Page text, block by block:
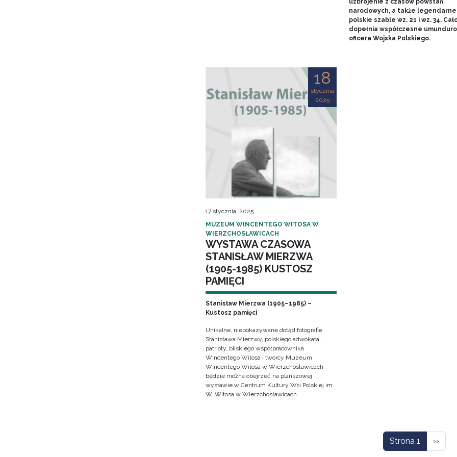
uzbrojenie z czasów powstań
narodowych, a także legendarne
polskie szable wz. 21 i wz. 34.
dopełnia współczesne
oficera Wojska Polskiego.
18
stycznia
2025
17 stycznia, 2025
MUZEUM WINCENTEGO WITOSA W
WIERZCHOSŁAWICACH
WYSTAWA CZASOWA
STANISŁAW MIERZWA
(1905-1985) KUSTOSZ
PAMIĘCI
Stanisław Mierzwa (1905–1985) –
Kustosz pamięci
Unikalne, niepokazywane dotąd fotografie
Stanisława Mierzwy, polskiego adwokata,
patrioty, bliskiego współpracownika
Wincentego Witosa i twórcy Muzeum
Wincentego Witosa w Wierzchosławicach
będzie można obejrzeć na planszowej
wystawie w Centrum Kultury Wsi Polskiej im.
W. Witosa w Wierzchosławicach.
Strona 1 ››